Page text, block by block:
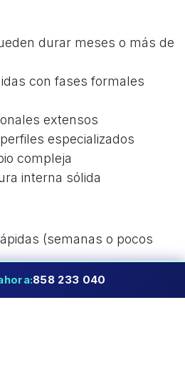
858 233 040
durar meses o más de
con fases formales
extensos
especializados
compleja
interna sólida
(semanas o pocos
y flexibles